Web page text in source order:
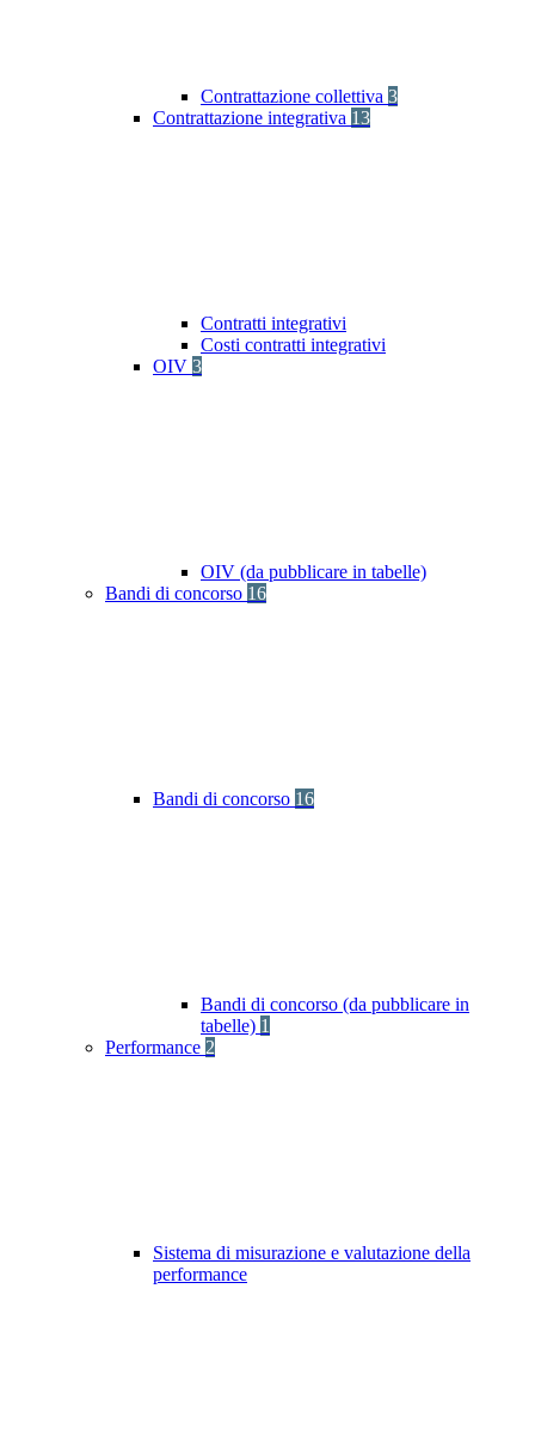
Contrattazione collettiva 3
Contrattazione integrativa 13
Contratti integrativi
Costi contratti integrativi
OIV 3
OIV (da pubblicare in tabelle)
Bandi di concorso 16
Bandi di concorso 16
Bandi di concorso (da pubblicare in
tabelle) 1
Performance 2
Sistema di misurazione e valutazione della
performance